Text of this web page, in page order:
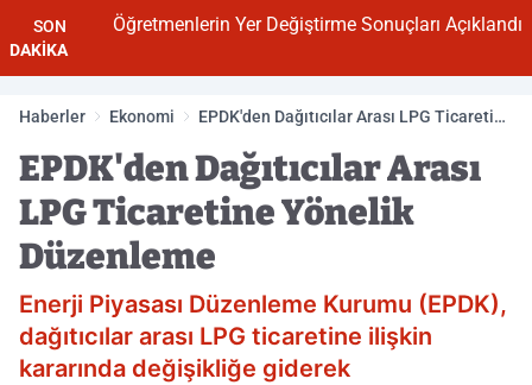
SON
DAKİKA
Öğretmenlerin Yer Değiştirme Sonuçları Açıklandı
Haberler Ekonomi
EPDK'den Dağıtıcılar Arası LPG Ticaretine
EPDK'den Dağıtıcılar Arası
LPG Ticaretine Yönelik
Düzenleme
Enerji Piyasası Düzenleme Kurumu (EPDK),
dağıtıcılar arası LPG ticaretine ilişkin
kararında değişikliğe giderek